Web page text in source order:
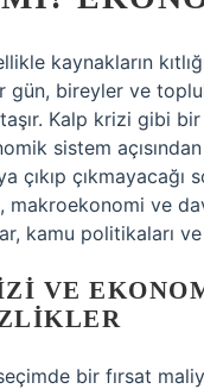
kaynakların
gün, bireyler ve
Kalp krizi gibi bir
sistem
çıkıp
makroekonomi ve
kamu politikaları
VE
bir fırsat